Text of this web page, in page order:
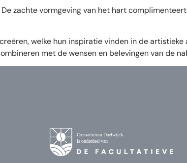
zachte vormgeving van het hart
welke hun inspiratie vinden in de artistieke
met de wensen en belevingen van de